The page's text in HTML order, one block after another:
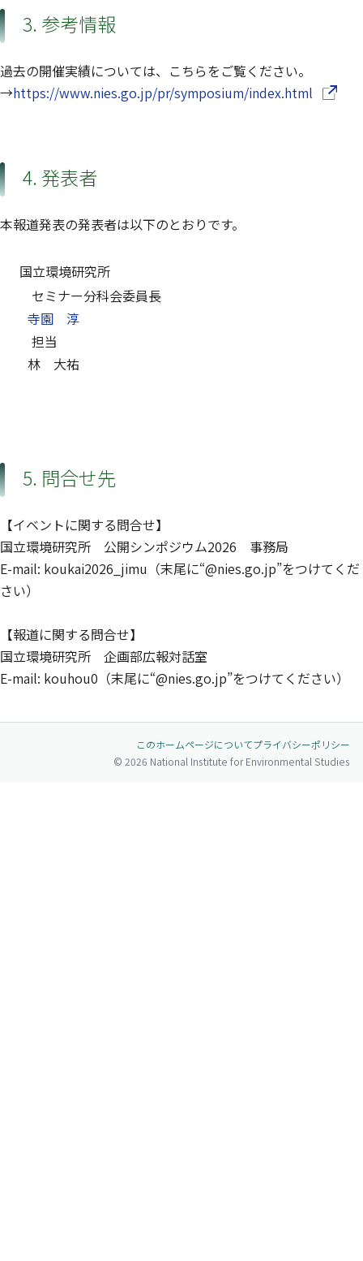
3. 参考情報
過去の開催実績については、こちらをご覧ください。
→https://www.nies.go.jp/pr/symposium/index.html （別ウ
4. 発表者
本報道発表の発表者は以下のとおりです。
国立環境研究所
セミナー分科会委員長
寺園 淳
担当
林 大祐
5. 問合せ先
【イベントに関する問合せ】
国立環境研究所 公開シンポジウム2026 事務局
E-mail: koukai2026_jimu（末尾に“@nies.go.jp”をつけてくだ
さい）
【報道に関する問合せ】
国立環境研究所 企画部広報対話室
E-mail: kouhou0（末尾に“@nies.go.jp”をつけてください）
このホームページについてプライバシーポリシー
© 2026 National Institute for Environmental Studies